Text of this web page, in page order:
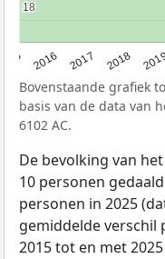
2016 2017 2018
18
18
Bovenstaande grafiek
basis van de data van
6102 AC.
De bevolking van
10 personen
personen in 2025
gemiddelde verschil
2015 tot en met